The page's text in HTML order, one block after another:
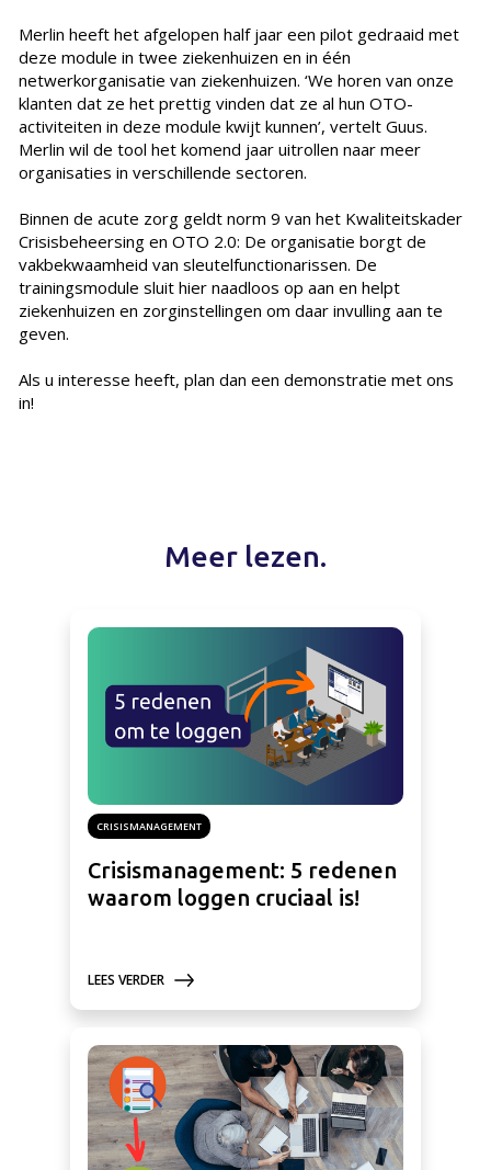
Merlin heeft het afgelopen half jaar een pilot gedraaid met
deze module in twee ziekenhuizen en in één
netwerkorganisatie van ziekenhuizen. ‘We horen van onze
klanten dat ze het prettig vinden dat ze al hun OTO-
activiteiten in deze module kwijt kunnen’, vertelt Guus.
Merlin wil de tool het komend jaar uitrollen naar meer
organisaties in verschillende sectoren.
Binnen de acute zorg geldt norm 9 van het Kwaliteitskader
Crisisbeheersing en OTO 2.0: De organisatie borgt de
vakbekwaamheid van sleutelfunctionarissen. De
trainingsmodule sluit hier naadloos op aan en helpt
ziekenhuizen en zorginstellingen om daar invulling aan te
geven.
Als u interesse heeft, plan dan een demonstratie met ons
in!
Meer lezen.
CRISISMANAGEMENT
Crisismanagement: 5 redenen
waarom loggen cruciaal is!
LEES VERDER